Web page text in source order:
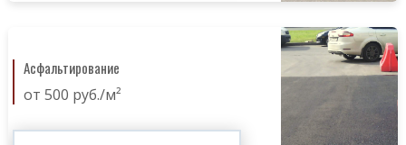
Асфальтирование
от 500 руб./м²